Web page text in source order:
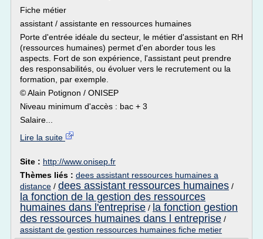
Fiche métier
assistant / assistante en ressources humaines
Porte d'entrée idéale du secteur, le métier d'assistant en RH
(ressources humaines) permet d'en aborder tous les
aspects. Fort de son expérience, l'assistant peut prendre
des responsabilités, ou évoluer vers le recrutement ou la
formation, par exemple.
© Alain Potignon / ONISEP
Niveau minimum d'accès : bac + 3
Salaire...
Lire la suite
Site : http://www.onisep.fr
Thèmes liés : dees assistant ressources humaines a
distance / dees assistant ressources humaines /
la fonction de la gestion des ressources
humaines dans l'entreprise / la fonction gestion
des ressources humaines dans l entreprise /
assistant de gestion ressources humaines fiche metier